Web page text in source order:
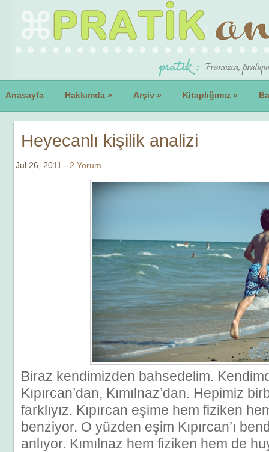
Anasayfa Hakkımda » Arşiv » Kitaplığımız »
Heyecanlı kişilik analizi
Jul 26, 2011 - 2 Yorum
Biraz kendimizden bahsedelim.
Kıpırcan’dan, Kımılnaz’dan. Hepimiz
farklıyız. Kıpırcan eşime hem fiziken
benziyor. O yüzden eşim Kıpırcan’ı
anlıyor. Kımılnaz hem fiziken hem de